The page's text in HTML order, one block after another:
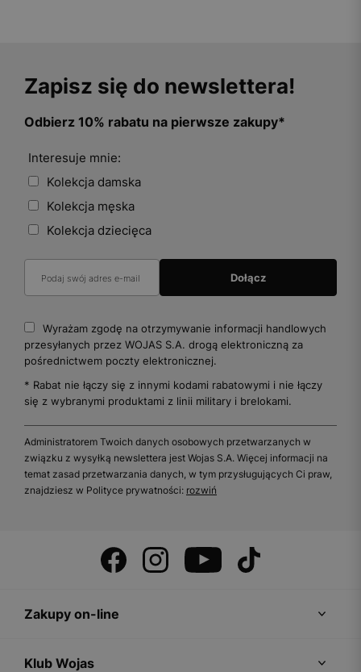
Zapisz się do newslettera!
Odbierz 10% rabatu na pierwsze zakupy*
Interesuje mnie:
Kolekcja damska
Kolekcja męska
Kolekcja dziecięca
Wyrażam zgodę na otrzymywanie informacji handlowych
przesyłanych przez WOJAS S.A. drogą elektroniczną za
pośrednictwem poczty elektronicznej.
* Rabat nie łączy się z innymi kodami rabatowymi i nie łączy
się z wybranymi produktami z linii military i brelokami.
Administratorem Twoich danych osobowych przetwarzanych w
związku z wysyłką newslettera jest Wojas S.A. Więcej informacji na
temat zasad przetwarzania danych, w tym przysługujących Ci praw,
znajdziesz w Polityce prywatności: rozwiń
Zakupy on-line
Klub Wojas